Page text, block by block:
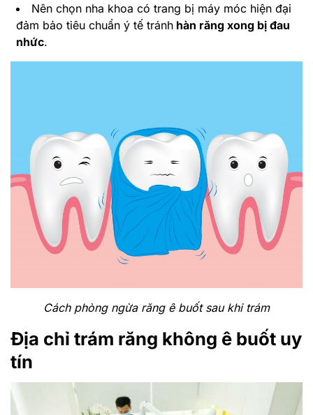
Nên chọn nha khoa có trang bị máy móc hiện đại
đảm bảo tiêu chuẩn ý tế tránh hàn răng xong bị đau
nhức.
Cách phòng ngừa răng ê buốt sau khi trám
Địa chỉ trám răng không ê buốt uy
tín